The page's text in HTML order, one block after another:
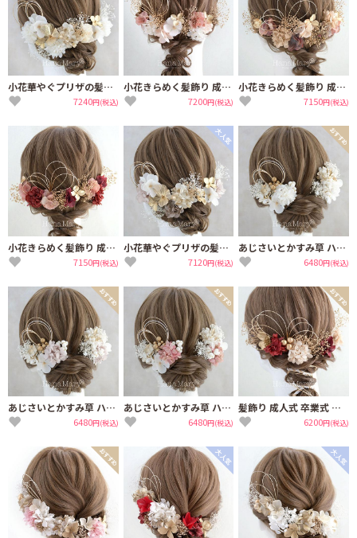
小花華やぐプリザの髪飾り 成人式 卒業式 結婚式【白】振袖 袴 着物 水引き
7240円(税込)
小花きらめく髪飾り 成人式 卒業式 結婚式【くすみフローラル】振袖 袴 髪飾り
7200円(税込)
小花きらめく髪飾り 成人式 卒業式 結婚式【クラシックゴールド】ドライフラワー
7150円(税込)
小花きらめく髪飾り 成人式 卒業式 結婚式【可憐なボルドー】ドライフラワー
7150円(税込)
小花華やぐプリザの髪飾り 成人式 卒業式 結婚式【ニュアンスカラー】振袖 袴 着物
7120円(税込)
あじさいとかすみ草 ハゼの実を添えて 成人式 卒業式 【白ゴールド】結婚式 髪飾り
6480円(税込)
あじさいとかすみ草 ハゼの実を添えて 成人式 卒業式 【ニュアンスカラー】結婚式 髪飾り
6480円(税込)
あじさいとかすみ草 ハゼの実を添えて 成人式 卒業式 【ライムピンク】結婚式 髪飾り
6480円(税込)
髪飾り 成人式 卒業式 水引き ドライフラワー 【モカボルドー】結婚式 振袖 袴
6200円(税込)